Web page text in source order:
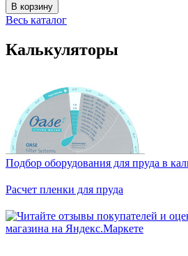
В корзину
Весь каталог
Калькуляторы
Подбор оборудования для пруда в
Расчет пленки для пруда